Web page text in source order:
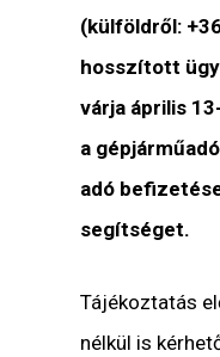
(külföldről:
hosszított
várja április
a
adó
segítséget.
Tájékoztatás
nélkül is